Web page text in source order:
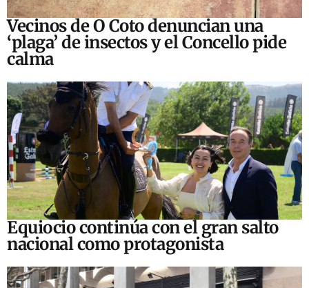
Vecinos de O Coto denuncian una
‘plaga’ de insectos y el Concello pide
calma
Equiocio continúa con el gran salto
nacional como protagonista